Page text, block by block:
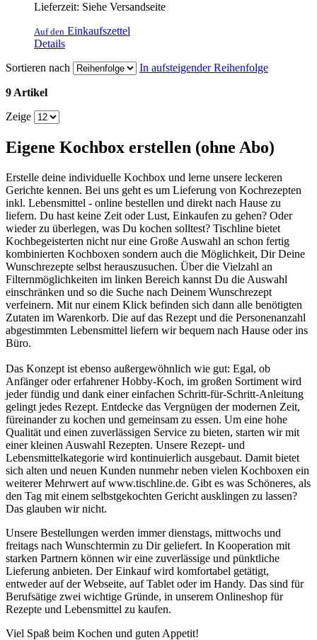
Lieferzeit: Siehe Versandseite
Auf den Einkaufszettel
Details
Sortieren nach
In aufsteigender Reihenfolge
9 Artikel
Zeige
Eigene Kochbox erstellen (ohne Abo)
Erstelle deine individuelle Kochbox und lerne unsere leckeren
Gerichte kennen. Bei uns geht es um Lieferung von Kochrezepten
inkl. Lebensmittel - online bestellen und direkt nach Hause zu
liefern. Du hast keine Zeit oder Lust, Einkaufen zu gehen? Oder
wieder zu überlegen, was Du kochen solltest? Tischline bietet
Kochbegeisterten nicht nur eine Große Auswahl an schon fertig
kombinierten Kochboxen sondern auch die Möglichkeit, Dir Deine
Wunschrezepte selbst herauszusuchen. Über die Vielzahl an
Filternmöglichkeiten im linken Bereich kannst Du die Auswahl
einschränken und so die Suche nach Deinem Wunschrezept
verfeinern. Mit nur einem Klick befinden sich dann alle benötigten
Zutaten im Warenkorb. Die auf das Rezept und die Personenanzahl
abgestimmten Lebensmittel liefern wir bequem nach Hause oder ins
Büro.
Das Konzept ist ebenso außergewöhnlich wie gut: Egal, ob
Anfänger oder erfahrener Hobby-Koch, im großen Sortiment wird
jeder fündig und dank einer einfachen Schritt-für-Schritt-Anleitung
gelingt jedes Rezept. Entdecke das Vergnügen der modernen Zeit,
füreinander zu kochen und gemeinsam zu essen. Um eine hohe
Qualität und einen zuverlässigen Service zu bieten, starten wir mit
einer kleinen Auswahl Rezepten. Unsere Rezept- und
Lebensmittelkategorie wird kontinuierlich ausgebaut. Damit bietet
sich alten und neuen Kunden nunmehr neben vielen Kochboxen ein
weiterer Mehrwert auf www.tischline.de. Gibt es was Schöneres, als
den Tag mit einem selbstgekochten Gericht ausklingen zu lassen?
Das glauben wir nicht.
Unsere Bestellungen werden immer dienstags, mittwochs und
freitags nach Wunschtermin zu Dir geliefert. In Kooperation mit
starken Partnern können wir eine zuverlässige und pünktliche
Lieferung anbieten. Der Einkauf wird komfortabel getätigt,
entweder auf der Webseite, auf Tablet oder im Handy. Das sind für
Berufsätige zwei wichtige Gründe, in unserem Onlineshop für
Rezepte und Lebensmittel zu kaufen.
Viel Spaß beim Kochen und guten Appetit!